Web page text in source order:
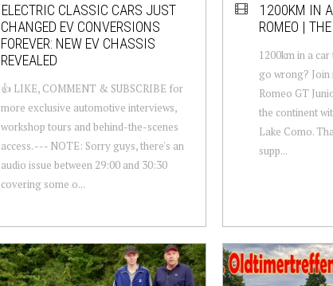
ELECTRIC CLASSIC CARS JUST
CHANGED EV CONVERSIONS
FOREVER: NEW EV CHASSIS
REVEALED
👍 LIKE, COMMENT & SUBSCRIBE for
more exclusive automotive interviews,
workshop tours and behind-the-scenes
access. --- NOTE: Sorry guys, there's an
audio issue between 29:00 and 30:30
covering some o...
1200KM IN
ROMEO |
1200km in a
go wrong?
Romeo GT
the continent
Lake Como.
supp...